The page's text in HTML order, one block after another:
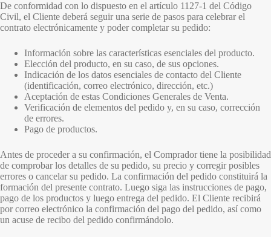
De conformidad con lo dispuesto en el artículo 1127-1 del Código
Civil, el Cliente deberá seguir una serie de pasos para celebrar el
contrato electrónicamente y poder completar su pedido:
Información sobre las características esenciales del producto.
Elección del producto, en su caso, de sus opciones.
Indicación de los datos esenciales de contacto del Cliente
(identificación, correo electrónico, dirección, etc.)
Aceptación de estas Condiciones Generales de Venta.
Verificación de elementos del pedido y, en su caso, corrección
de errores.
Pago de productos.
Antes de proceder a su confirmación, el Comprador tiene la posibilidad
de comprobar los detalles de su pedido, su precio y corregir posibles
errores o cancelar su pedido. La confirmación del pedido constituirá la
formación del presente contrato. Luego siga las instrucciones de pago,
pago de los productos y luego entrega del pedido. El Cliente recibirá
por correo electrónico la confirmación del pago del pedido, así como
un acuse de recibo del pedido confirmándolo.